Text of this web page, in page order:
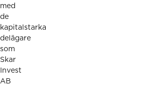
med
de
kapitalstarka
delägare
som
Skar
Invest
AB